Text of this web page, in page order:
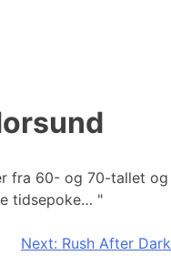
fra 60- og 70-tallet og
tidsepoke… "
Next: Rush After Dark